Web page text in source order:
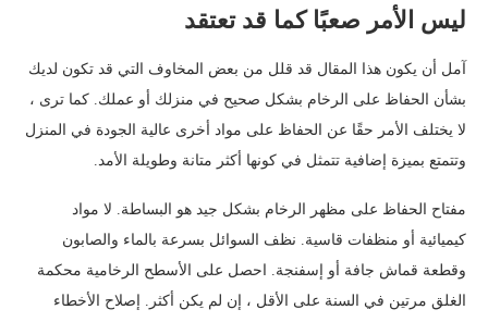
ليس الأمر صعبًا كما قد تعتقد
آمل أن يكون هذا المقال قد قلل من بعض المخاوف التي قد تكون لديك
بشأن الحفاظ على الرخام بشكل صحيح في منزلك أو عملك. كما ترى ،
لا يختلف الأمر حقًا عن الحفاظ على مواد أخرى عالية الجودة في المنزل
وتتمتع بميزة إضافية تتمثل في كونها أكثر متانة وطويلة الأمد.
مفتاح الحفاظ على مظهر الرخام بشكل جيد هو البساطة. لا مواد
كيميائية أو منظفات قاسية. نظف السوائل بسرعة بالماء والصابون
وقطعة قماش جافة أو إسفنجة. احصل على الأسطح الرخامية محكمة
الغلق مرتين في السنة على الأقل ، إن لم يكن أكثر. إصلاح الأخطاء